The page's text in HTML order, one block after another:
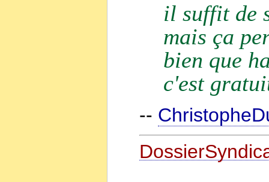
il suffit de
mais ça
bien que
c'est
--